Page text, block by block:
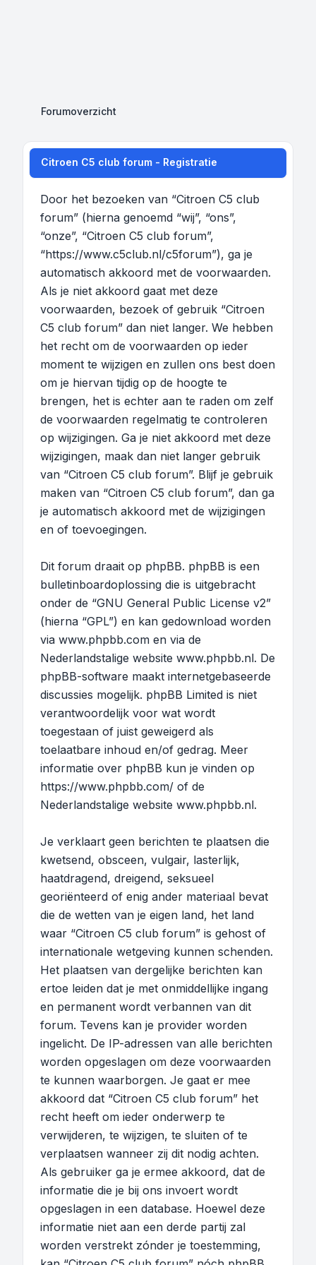
Forumoverzicht
Citroen C5 club forum - Registratie
Door het bezoeken van “Citroen C5 club
forum” (hierna genoemd “wij”, “ons”,
“onze”, “Citroen C5 club forum”,
“https://www.c5club.nl/c5forum”), ga je
automatisch akkoord met de voorwaarden.
Als je niet akkoord gaat met deze
voorwaarden, bezoek of gebruik “Citroen
C5 club forum” dan niet langer. We hebben
het recht om de voorwaarden op ieder
moment te wijzigen en zullen ons best doen
om je hiervan tijdig op de hoogte te
brengen, het is echter aan te raden om zelf
de voorwaarden regelmatig te controleren
op wijzigingen. Ga je niet akkoord met deze
wijzigingen, maak dan niet langer gebruik
van “Citroen C5 club forum”. Blijf je gebruik
maken van “Citroen C5 club forum”, dan ga
je automatisch akkoord met de wijzigingen
en of toevoegingen.
Dit forum draait op phpBB. phpBB is een
bulletinboardoplossing die is uitgebracht
onder de “GNU General Public License v2”
(hierna “GPL”) en kan gedownload worden
via www.phpbb.com en via de
Nederlandstalige website www.phpbb.nl. De
phpBB-software maakt internetgebaseerde
discussies mogelijk. phpBB Limited is niet
verantwoordelijk voor wat wordt
toegestaan of juist geweigerd als
toelaatbare inhoud en/of gedrag. Meer
informatie over phpBB kun je vinden op
https://www.phpbb.com/ of de
Nederlandstalige website www.phpbb.nl.
Je verklaart geen berichten te plaatsen die
kwetsend, obsceen, vulgair, lasterlijk,
haatdragend, dreigend, seksueel
georiënteerd of enig ander materiaal bevat
die de wetten van je eigen land, het land
waar “Citroen C5 club forum” is gehost of
internationale wetgeving kunnen schenden.
Het plaatsen van dergelijke berichten kan
ertoe leiden dat je met onmiddellijke ingang
en permanent wordt verbannen van dit
forum. Tevens kan je provider worden
ingelicht. De IP-adressen van alle berichten
worden opgeslagen om deze voorwaarden
te kunnen waarborgen. Je gaat er mee
akkoord dat “Citroen C5 club forum” het
recht heeft om ieder onderwerp te
verwijderen, te wijzigen, te sluiten of te
verplaatsen wanneer zij dit nodig achten.
Als gebruiker ga je ermee akkoord, dat de
informatie die je bij ons invoert wordt
opgeslagen in een database. Hoewel deze
informatie niet aan een derde partij zal
worden verstrekt zónder je toestemming,